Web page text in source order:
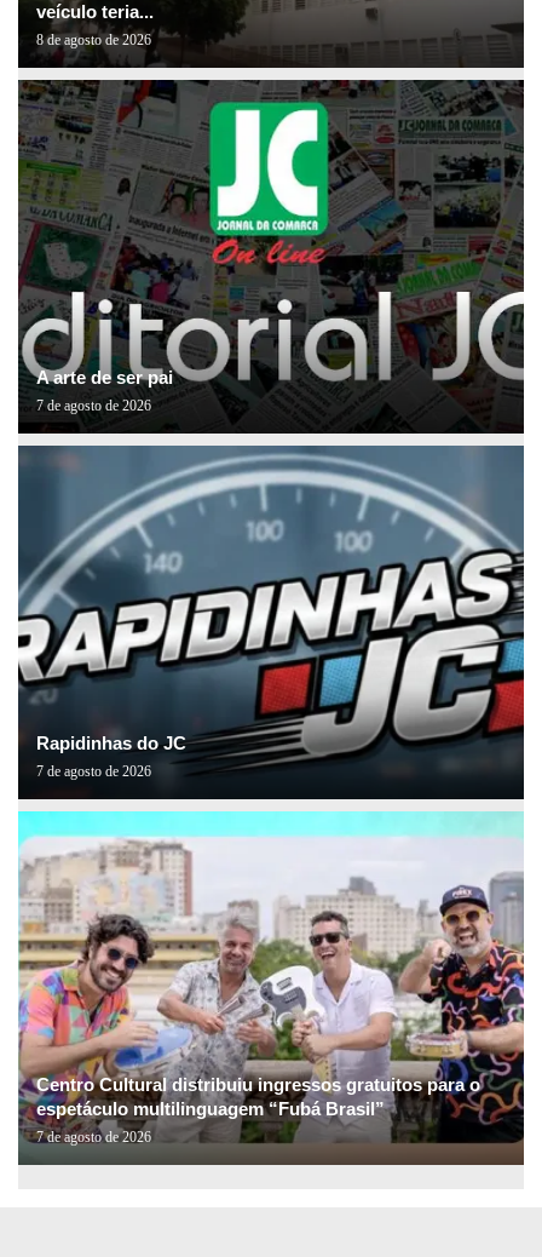
veículo teria...
8 de agosto de 2026
A arte de ser pai
7 de agosto de 2026
Rapidinhas do JC
7 de agosto de 2026
Centro Cultural distribuiu ingressos gratuitos para o
espetáculo multilinguagem “Fubá Brasil”
7 de agosto de 2026